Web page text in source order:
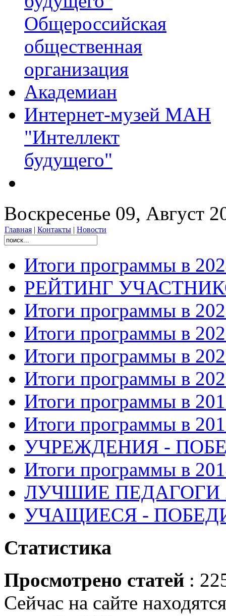
Общероссийская
общественная
организация
Академиан
Интернет-музей МАН
"Интеллект
будущего"
Воскресенье 09, Август
Главная | Контакты | Новости
Итоги программы в
РЕЙТИНГ
Итоги программы в
Итоги программы в
Итоги программы в
Итоги программы в
Итоги программы в
Итоги программы в
УЧРЕЖДЕНИЯ -
Итоги программы в
ЛУЧШИЕ ПЕДАГОГИ
УЧАЩИЕСЯ -
Статистика
Просмотрено статей :
Сейчас на сайте